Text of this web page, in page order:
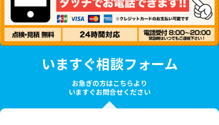
いますぐ相談フォーム
お急ぎの方はこちらより
いますぐお問合せください